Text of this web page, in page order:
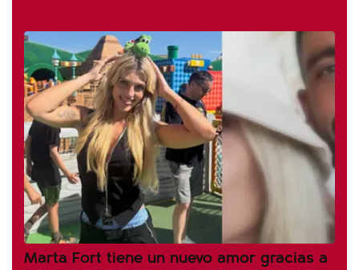
Marta Fort tiene un nuevo amor gracias a